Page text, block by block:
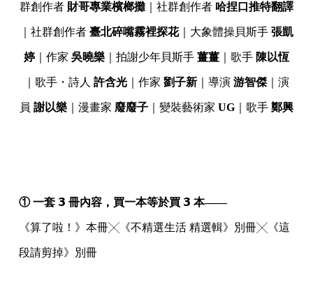
群創作者 財哥專業檳榔攤 ｜社群創作者 哈捏口推特翻譯
｜社群創作者 臺北碎嘴霧裡探花｜大象體操貝斯手 張凱
婷 ｜作家 吳曉樂 ｜拍謝少年貝斯手 薑薑 ｜歌手 陳以恆
｜歌手・詩人 許含光 ｜作家 劉子新 ｜導演 游智傑 ｜演
員 謝以樂 ｜漫畫家 廢廢子 ｜變裝藝術家 UG ｜歌手 鄭興
① 一套 𝟯 冊內容，買一本等於買 𝟯 本——
《算了啦！》本冊╳《不精選生活 精選輯》別冊╳《這
段請剪掉》別冊